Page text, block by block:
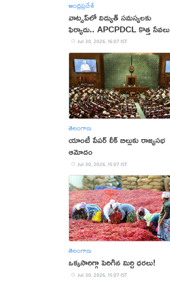
ఆంధ్రప్రదేశ్
వాట్సప్‌లో విద్యుత్ సమస్యలకు
ఫిర్యాదు.. APCPDCL కొత్త సేవలు
Jul 30, 2026, 16:07 IST
తెలంగాణ
యాంటీ పేపర్ లీక్ బిల్లుకు రాజ్యసభ
ఆమోదం
Jul 30, 2026, 15:07 IST
తెలంగాణ
ఒక్కసారిగ్గా పెరిగిన మిర్చి ధరలు!
Jul 30, 2026, 15:07 IST